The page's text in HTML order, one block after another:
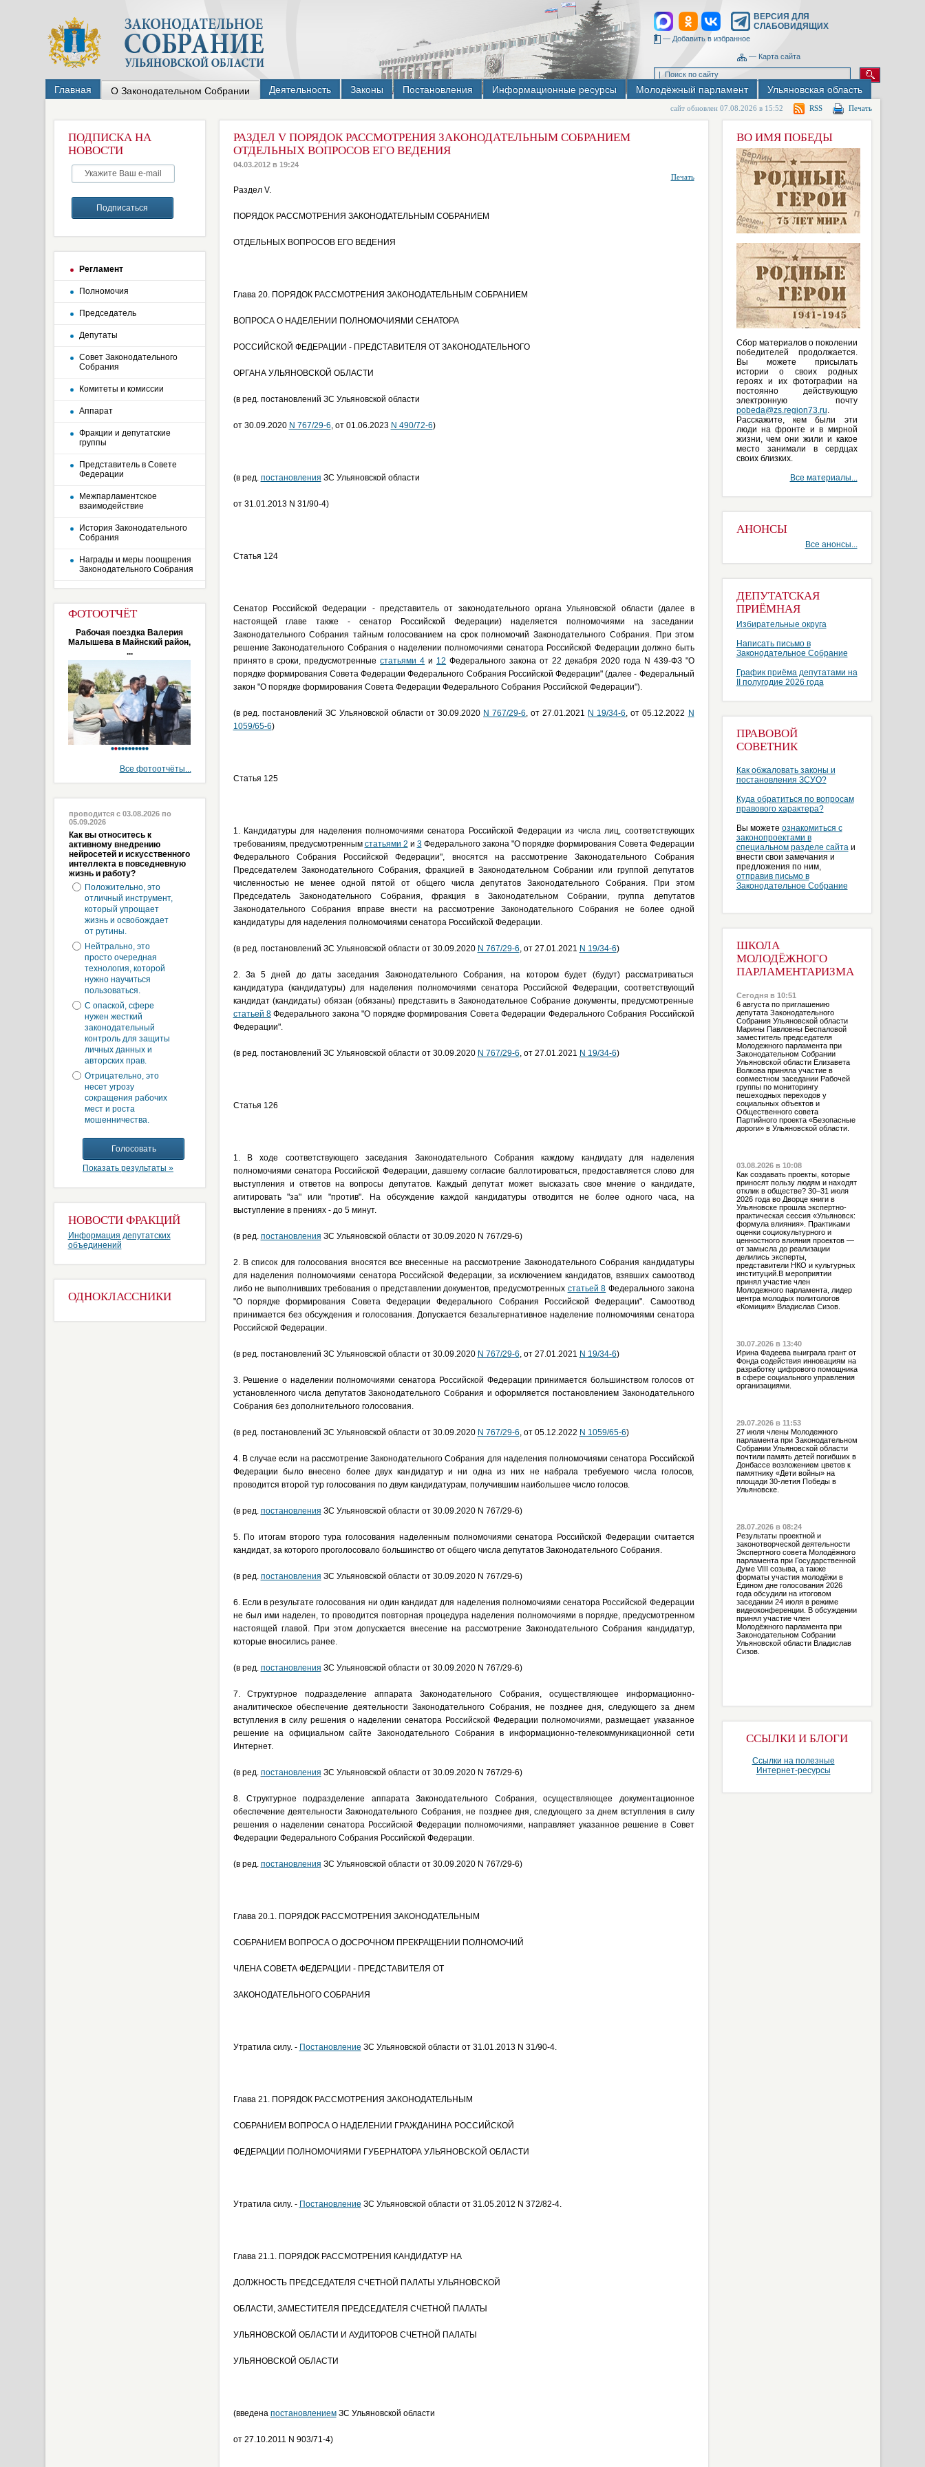
ВЕРСИЯ ДЛЯ
СЛАБОВИДЯЩИХ
— Добавить в избранное
— Карта сайта
Главная О Законодательном Собрании Деятельность Законы Постановления Информационные ресурсы Молодёжный парламент Ульяновская область
сайт обновлен 07.08.2026 в 15:52 RSS Печать
ПОДПИСКА НА
НОВОСТИ
Регламент
Полномочия
Председатель
Депутаты
Совет Законодательного
Собрания
Комитеты и комиссии
Аппарат
Фракции и депутатские
группы
Представитель в Совете
Федерации
Межпарламентское
взаимодействие
История Законодательного
Собрания
Награды и меры поощрения
Законодательного Собрания
ФОТООТЧЁТ
Рабочая поездка Валерия
Малышева в Майнский район,
...
Все фотоотчёты...
проводится с 03.08.2026 по
05.09.2026
Как вы относитесь к
активному внедрению
нейросетей и искусственного
интеллекта в повседневную
жизнь и работу?
Положительно, это
отличный инструмент,
который упрощает
жизнь и освобождает
от рутины.
Нейтрально, это
просто очередная
технология, которой
нужно научиться
пользоваться.
С опаской, сфере
нужен жесткий
законодательный
контроль для защиты
личных данных и
авторских прав.
Отрицательно, это
несет угрозу
сокращения рабочих
мест и роста
мошенничества.
Показать результаты »
НОВОСТИ ФРАКЦИЙ
Информация депутатских
объединений
ОДНОКЛАССНИКИ
РАЗДЕЛ V ПОРЯДОК РАССМОТРЕНИЯ ЗАКОНОДАТЕЛЬНЫМ СОБРАНИЕМ
ОТДЕЛЬНЫХ ВОПРОСОВ ЕГО ВЕДЕНИЯ
04.03.2012 в 19:24
Печать
Раздел V.
ПОРЯДОК РАССМОТРЕНИЯ ЗАКОНОДАТЕЛЬНЫМ СОБРАНИЕМ
ОТДЕЛЬНЫХ ВОПРОСОВ ЕГО ВЕДЕНИЯ
Глава 20. ПОРЯДОК РАССМОТРЕНИЯ ЗАКОНОДАТЕЛЬНЫМ СОБРАНИЕМ
ВОПРОСА О НАДЕЛЕНИИ ПОЛНОМОЧИЯМИ СЕНАТОРА
РОССИЙСКОЙ ФЕДЕРАЦИИ - ПРЕДСТАВИТЕЛЯ ОТ ЗАКОНОДАТЕЛЬНОГО
ОРГАНА УЛЬЯНОВСКОЙ ОБЛАСТИ
(в ред. постановлений ЗС Ульяновской области
от 30.09.2020 N 767/29-6, от 01.06.2023 N 490/72-6)
(в ред. постановления ЗС Ульяновской области
от 31.01.2013 N 31/90-4)
Статья 124
Сенатор Российской Федерации - представитель от законодательного органа Ульяновской области (далее в
настоящей главе также - сенатор Российской Федерации) наделяется полномочиями на заседании
Законодательного Собрания тайным голосованием на срок полномочий Законодательного Собрания. При этом
решение Законодательного Собрания о наделении полномочиями сенатора Российской Федерации должно быть
принято в сроки, предусмотренныестатьями 4 и 12 Федерального закона от 22 декабря 2020 года N 439-ФЗ "О
порядке формирования Совета Федерации Федерального Собрания Российской Федерации" (далее - Федеральный
закон "О порядке формирования Совета Федерации Федерального Собрания Российской Федерации").
(в ред. постановлений ЗС Ульяновской области от 30.09.2020 N 767/29-6, от 27.01.2021 N 19/34-6, от 05.12.2022 N
1059/65-6)
Статья 125
1. Кандидатуры для наделения полномочиями сенатора Российской Федерации из числа лиц, соответствующих
требованиям, предусмотренным статьями 2 и 3Федерального закона "О порядке формирования Совета Федерации
Федерального Собрания Российской Федерации", вносятся на рассмотрение Законодательного Собрания
Председателем Законодательного Собрания, фракцией в Законодательном Собрании или группой депутатов
численностью не менее одной пятой от общего числа депутатов Законодательного Собрания. При этом
Председатель Законодательного Собрания, фракция в Законодательном Собрании, группа депутатов
Законодательного Собрания вправе внести на рассмотрение Законодательного Собрания не более одной
кандидатуры для наделения полномочиями сенатора Российской Федерации.
(в ред. постановлений ЗС Ульяновской области от 30.09.2020 N 767/29-6, от 27.01.2021 N 19/34-6)
2. За 5 дней до даты заседания Законодательного Собрания, на котором будет (будут) рассматриваться
кандидатура (кандидатуры) для наделения полномочиями сенатора Российской Федерации, соответствующий
кандидат (кандидаты) обязан (обязаны) представить в Законодательное Собрание документы, предусмотренные
статьей 8Федерального закона "О порядке формирования Совета Федерации Федерального Собрания Российской
Федерации".
(в ред. постановлений ЗС Ульяновской области от 30.09.2020 N 767/29-6, от 27.01.2021 N 19/34-6)
Статья 126
1. В ходе соответствующего заседания Законодательного Собрания каждому кандидату для наделения
полномочиями сенатора Российской Федерации, давшему согласие баллотироваться, предоставляется слово для
выступления и ответов на вопросы депутатов. Каждый депутат может высказать свое мнение о кандидате,
агитировать "за" или "против". На обсуждение каждой кандидатуры отводится не более одного часа, на
выступление в прениях - до 5 минут.
(в ред. постановления ЗС Ульяновской области от 30.09.2020 N 767/29-6)
2. В список для голосования вносятся все внесенные на рассмотрение Законодательного Собрания кандидатуры
для наделения полномочиями сенатора Российской Федерации, за исключением кандидатов, взявших самоотвод
либо не выполнивших требования о представлении документов, предусмотренных статьей 8 Федерального закона
"О порядке формирования Совета Федерации Федерального Собрания Российской Федерации". Самоотвод
принимается без обсуждения и голосования. Допускается безальтернативное наделение полномочиями сенатора
Российской Федерации.
(в ред. постановлений ЗС Ульяновской области от 30.09.2020 N 767/29-6, от 27.01.2021 N 19/34-6)
3. Решение о наделении полномочиями сенатора Российской Федерации принимается большинством голосов от
установленного числа депутатов Законодательного Собрания и оформляется постановлением Законодательного
Собрания без дополнительного голосования.
(в ред. постановлений ЗС Ульяновской области от 30.09.2020 N 767/29-6, от 05.12.2022 N 1059/65-6)
4. В случае если на рассмотрение Законодательного Собрания для наделения полномочиями сенатора Российской
Федерации было внесено более двух кандидатур и ни одна из них не набрала требуемого числа голосов,
проводится второй тур голосования по двум кандидатурам, получившим наибольшее число голосов.
(в ред. постановления ЗС Ульяновской области от 30.09.2020 N 767/29-6)
5. По итогам второго тура голосования наделенным полномочиями сенатора Российской Федерации считается
кандидат, за которого проголосовало большинство от общего числа депутатов Законодательного Собрания.
(в ред. постановления ЗС Ульяновской области от 30.09.2020 N 767/29-6)
6. Если в результате голосования ни один кандидат для наделения полномочиями сенатора Российской Федерации
не был ими наделен, то проводится повторная процедура наделения полномочиями в порядке, предусмотренном
настоящей главой. При этом допускается внесение на рассмотрение Законодательного Собрания кандидатур,
которые вносились ранее.
(в ред. постановления ЗС Ульяновской области от 30.09.2020 N 767/29-6)
7. Структурное подразделение аппарата Законодательного Собрания, осуществляющее информационно-
аналитическое обеспечение деятельности Законодательного Собрания, не позднее дня, следующего за днем
вступления в силу решения о наделении сенатора Российской Федерации полномочиями, размещает указанное
решение на официальном сайте Законодательного Собрания в информационно-телекоммуникационной сети
Интернет.
(в ред. постановления ЗС Ульяновской области от 30.09.2020 N 767/29-6)
8. Структурное подразделение аппарата Законодательного Собрания, осуществляющее документационное
обеспечение деятельности Законодательного Собрания, не позднее дня, следующего за днем вступления в силу
решения о наделении сенатора Российской Федерации полномочиями, направляет указанное решение в Совет
Федерации Федерального Собрания Российской Федерации.
(в ред. постановления ЗС Ульяновской области от 30.09.2020 N 767/29-6)
Глава 20.1. ПОРЯДОК РАССМОТРЕНИЯ ЗАКОНОДАТЕЛЬНЫМ
СОБРАНИЕМ ВОПРОСА О ДОСРОЧНОМ ПРЕКРАЩЕНИИ ПОЛНОМОЧИЙ
ЧЛЕНА СОВЕТА ФЕДЕРАЦИИ - ПРЕДСТАВИТЕЛЯ ОТ
ЗАКОНОДАТЕЛЬНОГО СОБРАНИЯ
Утратила силу. - Постановление ЗС Ульяновской области от 31.01.2013 N 31/90-4.
Глава 21. ПОРЯДОК РАССМОТРЕНИЯ ЗАКОНОДАТЕЛЬНЫМ
СОБРАНИЕМ ВОПРОСА О НАДЕЛЕНИИ ГРАЖДАНИНА РОССИЙСКОЙ
ФЕДЕРАЦИИ ПОЛНОМОЧИЯМИ ГУБЕРНАТОРА УЛЬЯНОВСКОЙ ОБЛАСТИ
Утратила силу. - Постановление ЗС Ульяновской области от 31.05.2012 N 372/82-4.
Глава 21.1. ПОРЯДОК РАССМОТРЕНИЯ КАНДИДАТУР НА
ДОЛЖНОСТЬ ПРЕДСЕДАТЕЛЯ СЧЕТНОЙ ПАЛАТЫ УЛЬЯНОВСКОЙ
ОБЛАСТИ, ЗАМЕСТИТЕЛЯ ПРЕДСЕДАТЕЛЯ СЧЕТНОЙ ПАЛАТЫ
УЛЬЯНОВСКОЙ ОБЛАСТИ И АУДИТОРОВ СЧЕТНОЙ ПАЛАТЫ
УЛЬЯНОВСКОЙ ОБЛАСТИ
(введена постановлениемЗС Ульяновской области
от 27.10.2011 N 903/71-4)
ВО ИМЯ ПОБЕДЫ
Сбор материалов о поколении
победителей продолжается.
Вы можете присылать
истории о своих родных
героях и их фотографии на
постоянно действующую
электронную почту
pobeda@zs.region73.ru.
Расскажите, кем были эти
люди на фронте и в мирной
жизни, чем они жили и какое
место занимали в сердцах
своих близких.
Все материалы...
АНОНСЫ
Все анонсы...
ДЕПУТАТСКАЯ
ПРИЁМНАЯ
Избирательные округа
Написать письмо в
Законодательное Собрание
График приёма депутатами на
II полугодие 2026 года
ПРАВОВОЙ
СОВЕТНИК
Как обжаловать законы и
постановления ЗСУО?
Куда обратиться по вопросам
правового характера?
Вы можете ознакомиться с
законопроектами в
специальном разделе сайтаи
внести свои замечания и
предложения по ним,
отправив письмо в
Законодательное Собрание
ШКОЛА
МОЛОДЁЖНОГО
ПАРЛАМЕНТАРИЗМА
Сегодня в 10:51
6 августа по приглашению
депутата Законодательного
Собрания Ульяновской области
Марины Павловны Беспаловой
заместитель председателя
Молодежного парламента при
Законодательном Собрании
Ульяновской области Елизавета
Волкова приняла участие в
совместном заседании Рабочей
группы по мониторингу
пешеходных переходов у
социальных объектов и
Общественного совета
Партийного проекта «Безопасные
дороги» в Ульяновской области.
03.08.2026 в 10:08
Как создавать проекты, которые
приносят пользу людям и находят
отклик в обществе? 30–31 июля
2026 года во Дворце книги в
Ульяновске прошла экспертно-
практическая сессия «Ульяновск:
формула влияния». Практиками
оценки социокультурного и
ценностного влияния проектов —
от замысла до реализации
делились эксперты,
представители НКО и культурных
институций.В мероприятии
принял участие член
Молодежного парламента, лидер
центра молодых политологов
«Комиция» Владислав Сизов.
30.07.2026 в 13:40
Ирина Фадеева выиграла грант от
Фонда содействия инновациям на
разработку цифрового помощника
в сфере социального управления
организациями.
29.07.2026 в 11:53
27 июля члены Молодежного
парламента при Законодательном
Собрании Ульяновской области
почтили память детей погибших в
Донбассе возложением цветов к
памятнику «Дети войны» на
площади 30-летия Победы в
Ульяновске.
28.07.2026 в 08:24
Результаты проектной и
законотворческой деятельности
Экспертного совета Молодёжного
парламента при Государственной
Думе VIII созыва, а также
форматы участия молодёжи в
Едином дне голосования 2026
года обсудили на итоговом
заседании 24 июля в режиме
видеоконференции. В обсуждении
принял участие член
Молодёжного парламента при
Законодательном Собрании
Ульяновской области Владислав
Сизов.
ССЫЛКИ И БЛОГИ
Ссылки на полезные
Интернет-ресурсы